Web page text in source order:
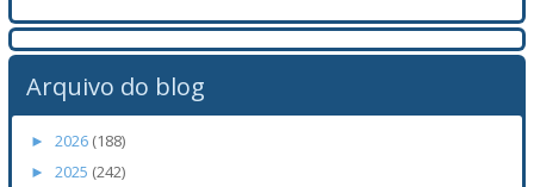
Arquivo do blog
►2026 (188)
►2025 (242)